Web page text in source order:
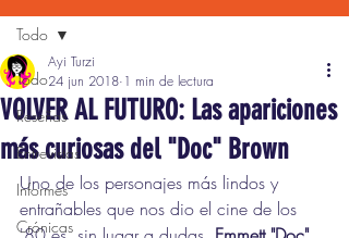
Todo
Reseñas
Entrevistas
Informes
Crónicas
Todo
VOLVER AL FUTURO: Las apariciones
más curiosas del "Doc" Brown
Ayi Turzi
24 jun 2018 1 min de lectura
Uno de los personajes más lindos y
entrañables que nos dio el cine de los